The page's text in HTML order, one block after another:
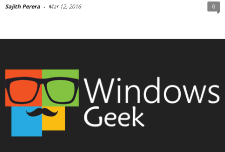
Sajith Perera - Mar 12, 2016 0